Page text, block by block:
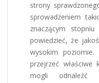
strony
sprowadzeniem
znaczącym
powiedzieć, że
wysokim
przejrzeć
mogli odnaleźć